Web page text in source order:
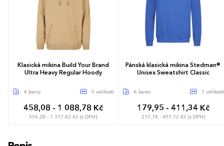
Klasická mikina Build Your Brand
Ultra Heavy Regular Hoody
4 barvy 9 velikostí
458,08 - 1 088,78 Kč
554,28 - 1 317,42 Kč (s DPH)
Pánská klasická mikina Stedman®
Unisex Sweatshirt Classic
6 barev 7 velikostí
179,95 - 411,34 Kč
217,74 - 497,72 Kč (s DPH)